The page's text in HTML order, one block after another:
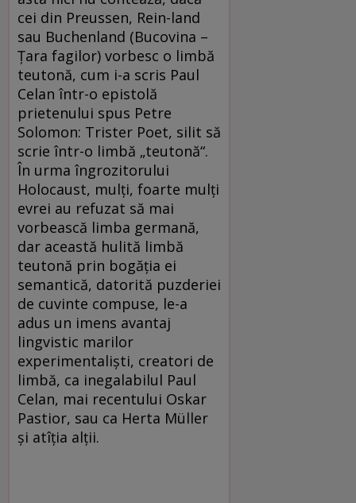
cei din Preussen, Rein-land
sau Buchenland (Bucovina –
Țara fagilor) vorbesc o limbă
teutonă, cum i-a scris Paul
Celan într-o epistolă
prietenului spus Petre
Solomon: Trister Poet, silit să
scrie într-o limbă „teutonă“.
În urma îngrozitorului
Holocaust, mulți, foarte mulți
evrei au refuzat să mai
vorbească limba germană,
dar această hulită limbă
teutonă prin bogăția ei
semantică, datorită puzderiei
de cuvinte compuse, le-a
adus un imens avantaj
lingvistic marilor
experimentaliști, creatori de
limbă, ca inegalabilul Paul
Celan, mai recentului Oskar
Pastior, sau ca Herta Müller
și atîția alții.